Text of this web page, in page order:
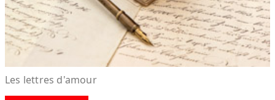
Les lettres d'amour